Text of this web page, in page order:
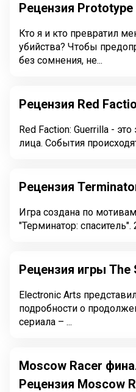
Рецензия Prototype
Кто я и кто превратил
убийства? Чтобы
без сомнения, не...
Рецензия Red
Red Faction: Guerrilla -
лица. События
Рецензия
Игра создана по
"Терминатор: спаситель".
Рецензия игры The
Electronic Arts
подробности о
сериала – ...
Moscow Racer
Рецензия Moscow